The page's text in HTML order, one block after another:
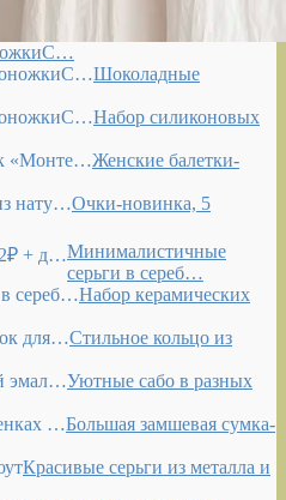
Шоколадные
Набор силиконовых
Женские балетки-
Очки-новинка, 5
Минималистичные
серьги в сереб…
Набор керамических
Стильное кольцо из
Уютные сабо в разных
Большая замшевая сумка-
Красивые серьги из металла и